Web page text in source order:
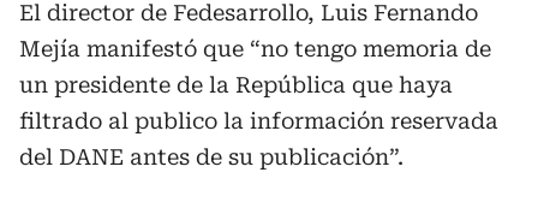
El director de Fedesarrollo, Luis Fernando
Mejía manifestó que “no tengo memoria de
un presidente de la República que haya
filtrado al publico la información reservada
del DANE antes de su publicación”.